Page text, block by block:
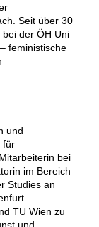
Seit über 30
der ÖH Uni
feministische
und
für
bei
im Bereich
Studies an
TU Wien zu